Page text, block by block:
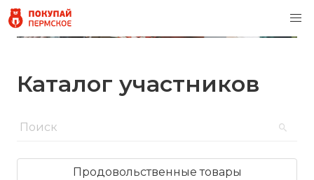
Каталог участников
Продовольственные товары